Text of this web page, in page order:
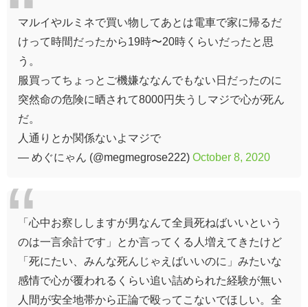
マルイやルミネで買い物してあとは電車で家に帰るだ
けって時間だったから19時〜20時くらいだったと思
う。
服買ってちょっとご機嫌ななんでもない日だったのに
突然命の危険に晒されて8000円失うしマジで心が死ん
だ。
人通りとか関係ないよマジで
— めぐにゃん (@megmegrose222) October 8, 2020
「心中お察ししますが男なんて全員死ねばいいという
のは一言余計です」とか言ってくる人増えてきたけど
「死にたい、みんな死んじゃえばいいのに」みたいな
感情で心が覆われるくらい追い詰められた経験が無い
人間が安全地帯から正論で殴ってこないでほしい。全